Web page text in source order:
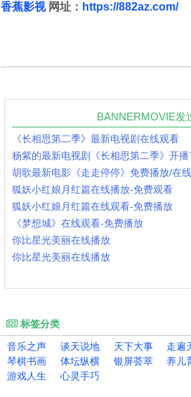
香蕉影视 网址： https://882az.com/
BANNERMOVIE发
《长相思第二季》最新电视剧在线观看
胡歌最新电影《走走停停》免费播放/在
狐妖小红娘月红篇在线播放-免费观看
狐妖小红娘月红篇在线观看-免费播放
《梦想城》在线观看-免费播放
你比星光美丽在线播放
你比星光美丽在线播放
标签分类
音乐之声
谈天说地 天下大事 走遍
琴棋书画
体坛纵横 银屏荟萃 养儿
游戏人生
心灵手巧